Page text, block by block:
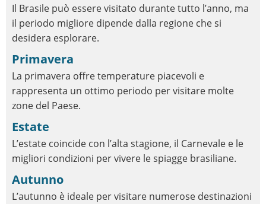
Il Brasile può essere visitato durante tutto l’anno, ma
il periodo migliore dipende dalla regione che si
desidera esplorare.
Primavera
La primavera offre temperature piacevoli e
rappresenta un ottimo periodo per visitare molte
zone del Paese.
Estate
L’estate coincide con l’alta stagione, il Carnevale e le
migliori condizioni per vivere le spiagge brasiliane.
Autunno
L’autunno è ideale per visitare numerose destinazioni